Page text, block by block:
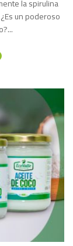
la spirulina
un poderoso